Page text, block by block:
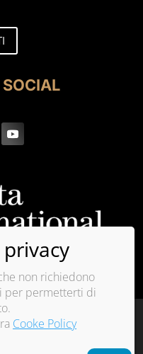
SOCIAL
di Adacta
9001:2015
non richiedono
per permetterti di
Cooke Policy